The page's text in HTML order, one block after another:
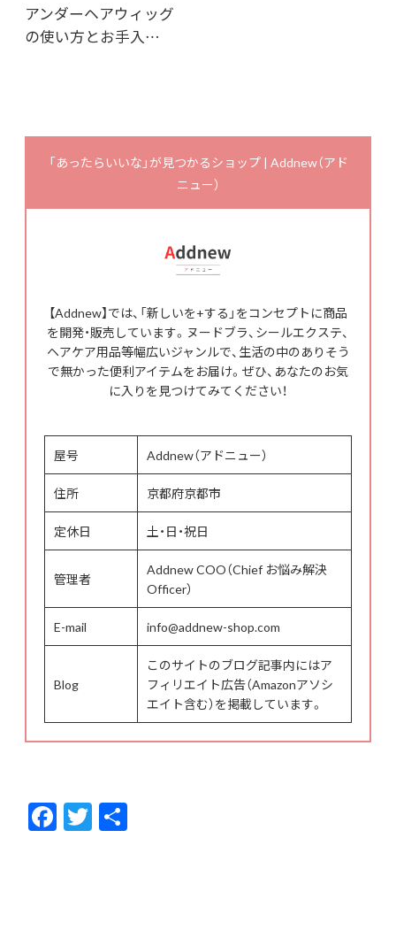
アンダーヘアウィッグ
の使い方とお手入…
「あったらいいな」が見つかるショップ | Addnew（アド
ニュー）
【Addnew】では、「新しいを+する」をコンセプトに商品
を開発・販売しています。ヌードブラ、シールエクステ、
ヘアケア用品等幅広いジャンルで、生活の中のありそう
で無かった便利アイテムをお届け。ぜひ、あなたのお気
に入りを見つけてみてください！
屋号 Addnew（アドニュー）
住所 京都府京都市
定休日 土・日・祝日
管理者
Addnew COO（Chief お悩み解決
Officer）
E-mail info@addnew-shop.com
Blog
このサイトのブログ記事内にはア
フィリエイト広告（Amazonアソシ
エイト含む）を掲載しています。
F
ac
T
w